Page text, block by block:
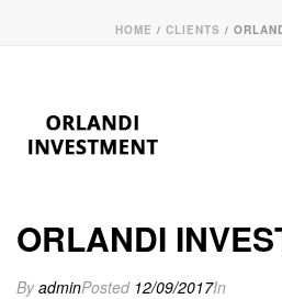
HOME / CLIENTS /
ORLANDI
ByadminPosted 12/09/2017In